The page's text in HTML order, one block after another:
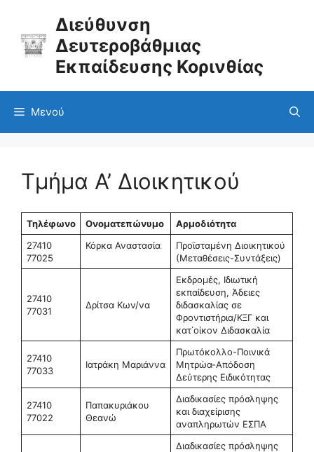
Διεύθυνση
Δευτεροβάθμιας
Εκπαίδευσης Κορινθίας
Μενού
Τμήμα Α’ Διοικητικού
Τηλέφωνο Ονοματεπώνυμο
Αρμοδιότητα
27410
77025
Κόρκα Αναστασία
Προϊσταμένη Διοικητικού
(Μεταθέσεις-Συντάξεις)
27410
77031
Δρίτσα Κων/να
Εκδρομές, Ιδιωτική
εκπαίδευση, Άδειες
διδασκαλίας σε
Φροντιστήρια/ΚΞΓ και
κατ΄οίκον Διδασκαλία
27410
77033
Ιατράκη Μαριάννα
Πρωτόκολλο-Ποινικά
Μητρώα-Απόδοση
Δεύτερης Ειδικότητας
27410
77022
Παπακυριάκου
Θεανώ
Διαδικασίες πρόσληψης
και διαχείρισης
αναπληρωτών ΕΣΠΑ
Διαδικασίες πρόσληψης